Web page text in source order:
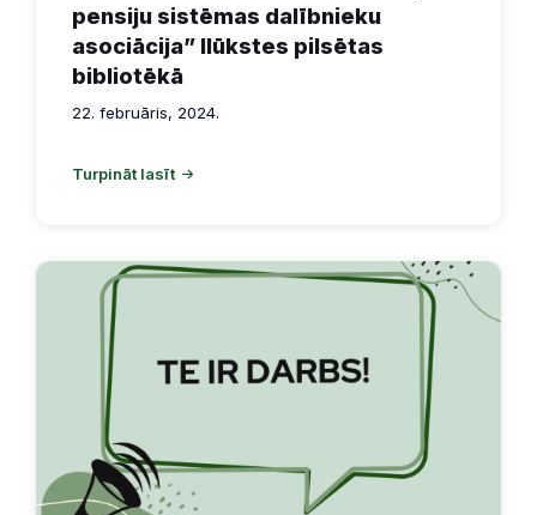
pensiju sistēmas dalībnieku
asociācija” Ilūkstes pilsētas
bibliotēkā
22. februāris, 2024.
Turpināt lasīt